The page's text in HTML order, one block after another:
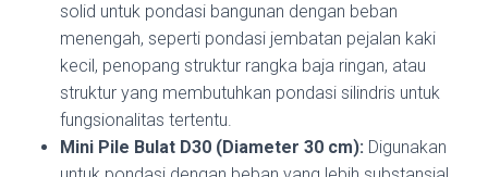
solid untuk pondasi bangunan dengan beban
menengah, seperti pondasi jembatan pejalan kaki
kecil, penopang struktur rangka baja ringan, atau
struktur yang membutuhkan pondasi silindris untuk
fungsionalitas tertentu.
Mini Pile Bulat D30 (Diameter 30 cm): Digunakan